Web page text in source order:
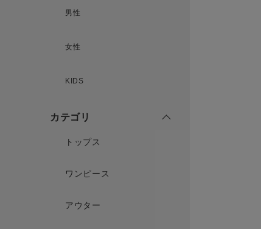
男性
女性
KIDS
カテゴリ
トップス
ワンピース
アウター